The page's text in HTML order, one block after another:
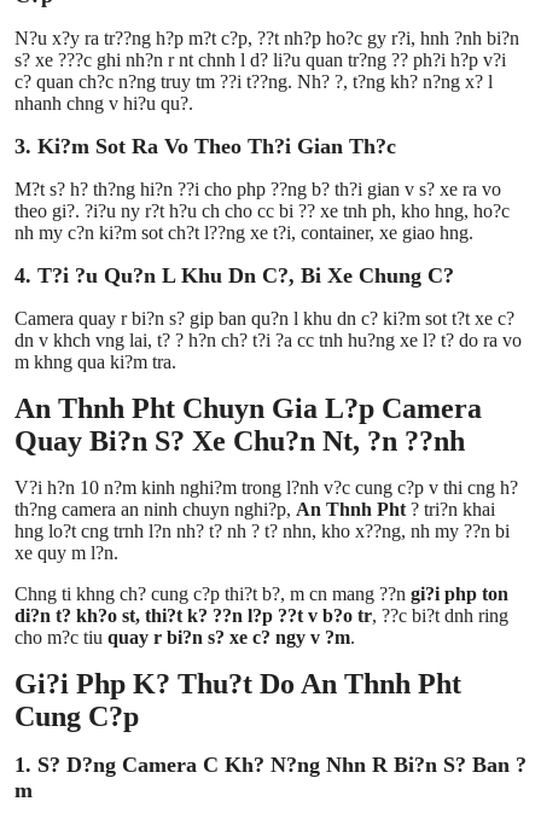
N?u x?y ra tr??ng h?p m?t c?p, ??t nh?p ho?c gy r?i, hnh ?nh bi?n
s? xe ???c ghi nh?n r nt chnh l d? li?u quan tr?ng ?? ph?i h?p v?i
c? quan ch?c n?ng truy tm ??i t??ng. Nh? ?, t?ng kh? n?ng x? l
nhanh chng v hi?u qu?.
3. Ki?m Sot Ra Vo Theo Th?i Gian Th?c
M?t s? h? th?ng hi?n ??i cho php ??ng b? th?i gian v s? xe ra vo
theo gi?. ?i?u ny r?t h?u ch cho cc bi ?? xe tnh ph, kho hng, ho?c
nh my c?n ki?m sot ch?t l??ng xe t?i, container, xe giao hng.
4. T?i ?u Qu?n L Khu Dn C?, Bi Xe Chung C?
Camera quay r bi?n s? gip ban qu?n l khu dn c? ki?m sot t?t xe c?
dn v khch vng lai, t? ? h?n ch? t?i ?a cc tnh hu?ng xe l? t? do ra vo
m khng qua ki?m tra.
An Thnh Pht Chuyn Gia L?p Camera
Quay Bi?n S? Xe Chu?n Nt, ?n ??nh
V?i h?n 10 n?m kinh nghi?m trong l?nh v?c cung c?p v thi cng h?
th?ng camera an ninh chuyn nghi?p, An Thnh Pht ? tri?n khai
hng lo?t cng trnh l?n nh? t? nh ? t? nhn, kho x??ng, nh my ??n bi
xe quy m l?n.
Chng ti khng ch? cung c?p thi?t b?, m cn mang ??n gi?i php ton
di?n t? kh?o st, thi?t k? ??n l?p ??t v b?o tr, ??c bi?t dnh ring
cho m?c tiu quay r bi?n s? xe c? ngy v ?m.
Gi?i Php K? Thu?t Do An Thnh Pht
Cung C?p
1. S? D?ng Camera C Kh? N?ng Nhn R Bi?n S? Ban ?
m